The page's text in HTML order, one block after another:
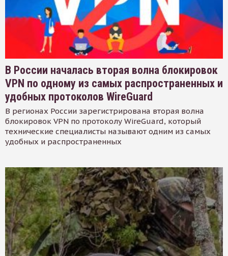
В России началась вторая волна блокировок
VPN по одному из самых распространенных и
удобных протоколов WireGuard
В регионах России зарегистрирована вторая волна
блокировок VPN по протоколу WireGuard, который
технические специалисты называют одним из самых
удобных и распространенных